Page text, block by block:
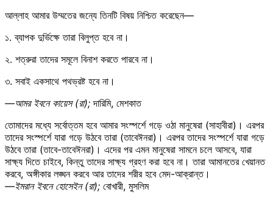
আল্লাহ আমার উম্মতের জন্যে তিনটি বিষয় নিশ্চিত করেছেন—
১. ব্যাপক দুর্ভিক্ষে তারা বিলুপ্ত হবে না।
২. শত্রুরা তাদের সমূলে বিনাশ করতে পারবে না।
৩. সবাই একসাথে পথভ্রষ্ট হবে না।
—আমর ইবনে কায়েস (রা); দারিমি, মেশকাত
তোমাদের মধ্যে সর্বোত্তম হবে আমার সংস্পর্শে গড়ে ওঠা মানুষেরা (সাহাবীরা)। এরপর
তাদের সংস্পর্শে যারা গড়ে উঠবে তারা (তাবেঈনরা)। এরপর তাদের সংস্পর্শে যারা গড়ে
উঠবে তারা (তাবে-তাবেঈনরা)। এদের পর এমন মানুষেরা সামনে চলে আসবে, যারা
সাক্ষ্য দিতে চাইবে, কিন্তু তাদের সাক্ষ্য গ্রহণ করা হবে না। তারা আমানতের খেয়ানত
করবে, অঙ্গীকার লঙ্ঘন করবে আর তাদের শরীর হবে মেদ-আক্রান্ত।
—ইমরান ইবনে হোসেইন (রা); বোখারী, মুসলিম